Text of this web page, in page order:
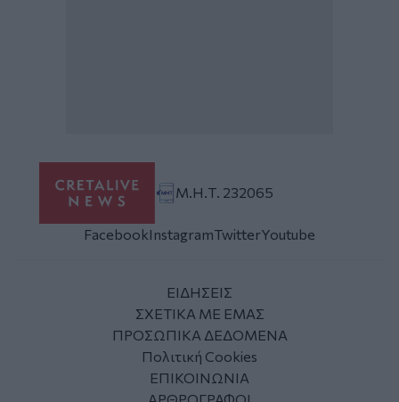
Μ.Η.Τ. 232065
FacebookInstagramTwitterYoutube
ΕΙΔΗΣΕΙΣ
ΣΧΕΤΙΚΑ ΜΕ ΕΜΑΣ
ΠΡΟΣΩΠΙΚΑ ΔΕΔΟΜΕΝΑ
Πολιτική Cookies
ΕΠΙΚΟΙΝΩΝΙΑ
ΑΡΘΡΟΓΡΑΦΟΙ